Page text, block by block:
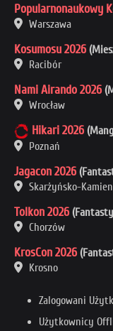
Popularnonaukowy
Warszawa
Kosumosu 2026
Racibór
Nami Airando 2026
Wrocław
Hikari 2026
Poznań
Jagacon 2026
Skarżyńsko-
Tolkon 2026
Chorzów
KrosCon 2026
Krosno
Zalogowani
Użytkownicy